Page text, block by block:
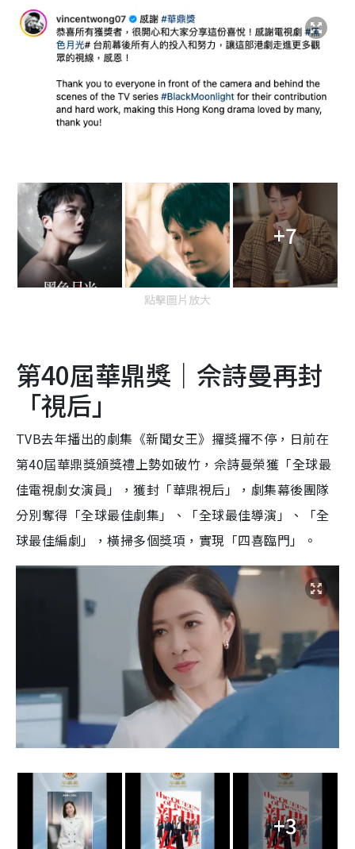
+7
點擊圖片放大
第40屆華鼎獎｜佘詩曼再封
「視后」
TVB去年播出的劇集《新聞女王》攞獎攞不停，日前在
第40屆華鼎獎頒獎禮上勢如破竹，佘詩曼榮獲「全球最
佳電視劇女演員」，獲封「華鼎視后」，劇集幕後團隊
分別奪得「全球最佳劇集」、「全球最佳導演」、「全
球最佳編劇」，橫掃多個獎項，實現「四喜臨門」。
+3